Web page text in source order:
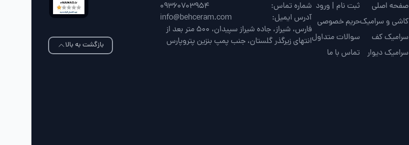
صفحه اصلی
کاشی و سرامیک
سرامیک کف
سرامیک دیوار
ثبت نام | ورود
حریم خصوصی
سوالات متداول
تماس با ما
شماره تماس:
09360703954
آدرس ایمیل:
info@behceram.com
فارس، شیراز، جاده شیراز سپیدان، 500 متر بعد از
انتهای زیرگذر گلستان، جنب پمپ بنزین پتروپارس
بازگشت به بالا